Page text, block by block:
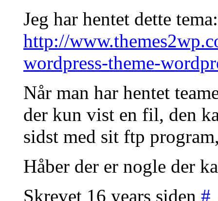
Jeg har hentet dette tema:
http://
wordpress-theme-
Når man har hentet
der kun vist en fil, den
sidst med sit ftp
Håber der er nogle der
Skrevet 16 years siden #